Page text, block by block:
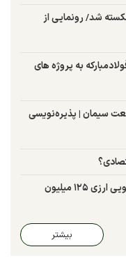
شد/ رونمایی از
به پروژه های
سیمان | پذیره‌نویسی
ساخت داخل ۹ همتی در مس؛ صرفه‌جویی ارزی ۱۲۵ میلیون
بیشتر